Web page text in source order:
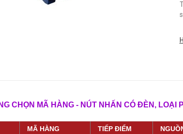
MÃ HÀNG ​- NÚT NHẤN CÓ ĐÈN, LOẠI
MÃ HÀNG TIẾP ĐIỂM